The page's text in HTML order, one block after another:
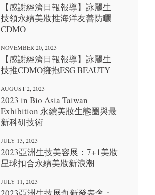
【感謝經濟日報報導】詠麗生
技領永續美妝推海洋友善防曬
CDMO
NOVEMBER 20, 2023
【感謝經濟日報報導】詠麗生
技推CDMO擁抱ESG BEAUTY
AUGUST 2, 2023
2023 in Bio Asia Taiwan
Exhibition 永續美妝生態圈與最
新科研技術
JULY 13, 2023
2023亞洲生技美容展：7+1美妝
星球扣合永續美妝新浪潮
JULY 11, 2023